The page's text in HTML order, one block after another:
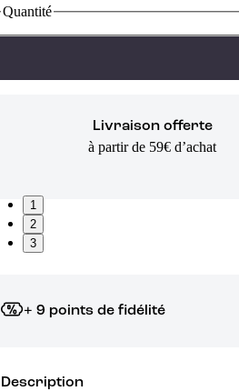
Quantité
Livraison offerte
à partir de 59€ d’achat
1
2
3
+ 9 points de fidélité
Description